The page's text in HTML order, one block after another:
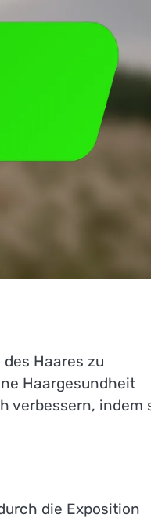
Haares zu
Haargesundheit
verbessern, indem
die Exposition